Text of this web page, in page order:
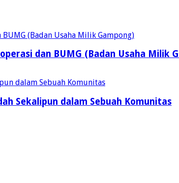
dan BUMG (Badan Usaha Milik
Sekalipun dalam Sebuah Komunitas